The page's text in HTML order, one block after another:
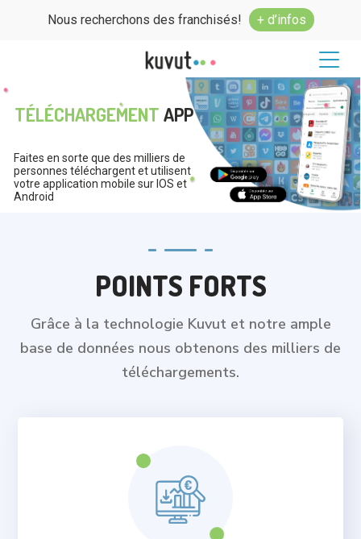
Nous recherchons des franchisés! + d’infos
Faites en sorte que des milliers de
personnes téléchargent et utilisent
votre application mobile sur IOS et
Android
TÉLÉCHARGEMENTAPP
POINTS FORTS
Grâce à la technologie Kuvut et notre ample
base de données nous obtenons des milliers de
téléchargements.